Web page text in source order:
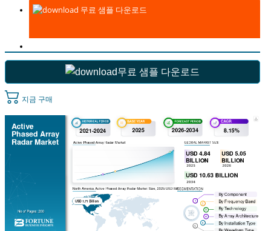
무료 샘플 다운로드
무료 샘플 다운로드
지금 구매